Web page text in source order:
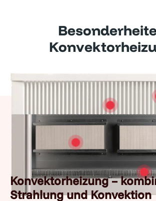
Konvektorheizung –
Strahlung und Konvektion